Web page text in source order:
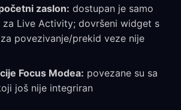
zaslon: dostupan je samo
Live Activity; dovršeni widget s
povezivanje/prekid veze nije
Focus Modea: povezane su sa
još nije integriran